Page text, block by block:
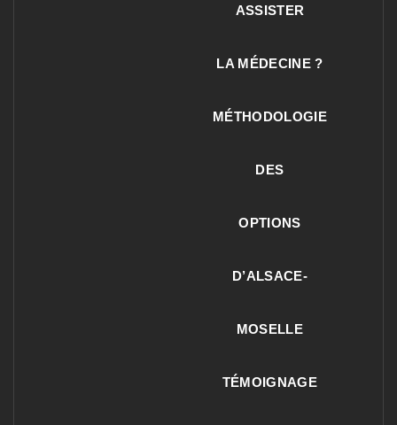
ASSISTER
LA MÉDECINE ?
MÉTHODOLOGIE
DES
OPTIONS
D’ALSACE-
MOSELLE
TÉMOIGNAGE